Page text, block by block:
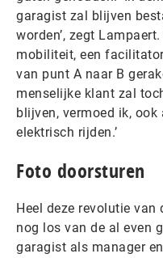
garagist zal blijven
worden’, zegt
mobiliteit, een
van punt A naar B
menselijke klant zal
blijven, vermoed ik,
elektrisch rijden.’
Foto doorsturen
Heel deze revolutie
nog los van de al even
garagist als manager